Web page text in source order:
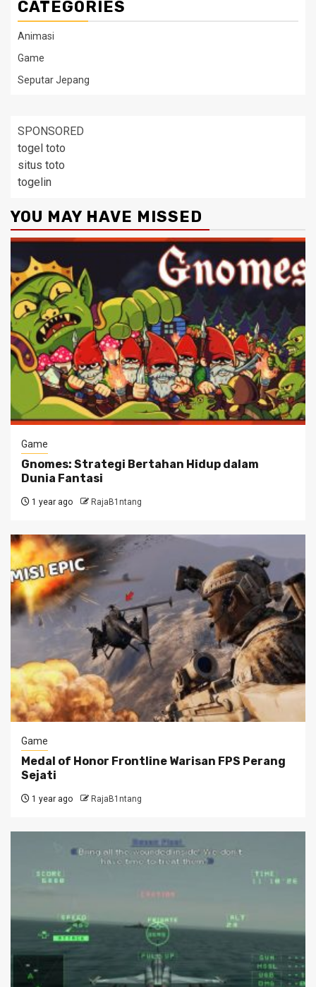
CATEGORIES
Animasi
Game
Seputar Jepang
SPONSORED
togel toto
situs toto
togelin
YOU MAY HAVE MISSED
Game
Gnomes: Strategi Bertahan Hidup dalam
Dunia Fantasi
1 year ago RajaB1ntang
Game
Medal of Honor Frontline Warisan FPS Perang
Sejati
1 year ago RajaB1ntang